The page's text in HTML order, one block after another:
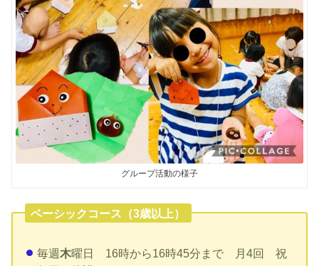
グループ活動の様子
ベーシックコース（3歳以上）
毎週木曜日 16時から16時45分まで 月4回 祝